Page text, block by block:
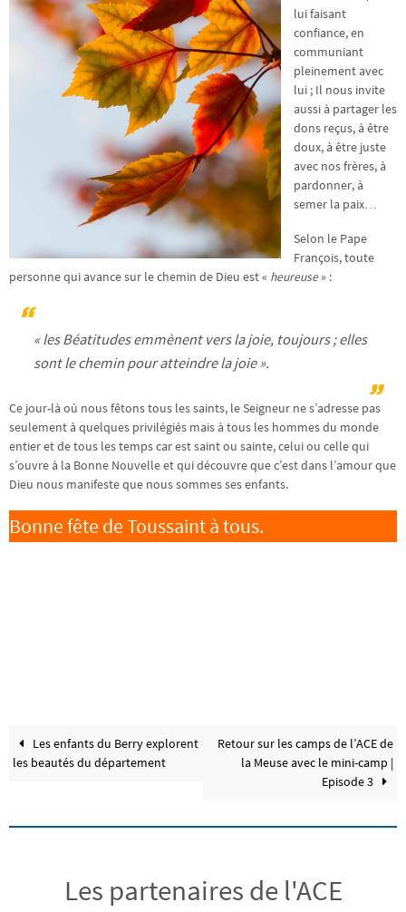
lui faisant
confiance, en
communiant
pleinement avec
lui ; Il nous invite
aussi à partager les
dons reçus, à être
doux, à être juste
avec nos frères, à
pardonner, à
semer la paix…
Selon le Pape
François, toute
personne qui avance sur le chemin de Dieu est « heureuse» :
« les Béatitudes emmènent vers la joie, toujours ; elles
sont le chemin pour atteindre la joie ».
Ce jour-là où nous fêtons tous les saints, le Seigneur ne s’adresse pas
seulement à quelques privilégiés mais à tous les hommes du monde
entier et de tous les temps car est saint ou sainte, celui ou celle qui
s’ouvre à la Bonne Nouvelle et qui découvre que c’est dans l’amour que
Dieu nous manifeste que nous sommes ses enfants.
Bonne fête de Toussaint à tous.
Les enfants du Berry explorent
les beautés du département
Retour sur les camps de l’ACE de
la Meuse avec le mini-camp |
Episode 3
Les partenaires de l'ACE